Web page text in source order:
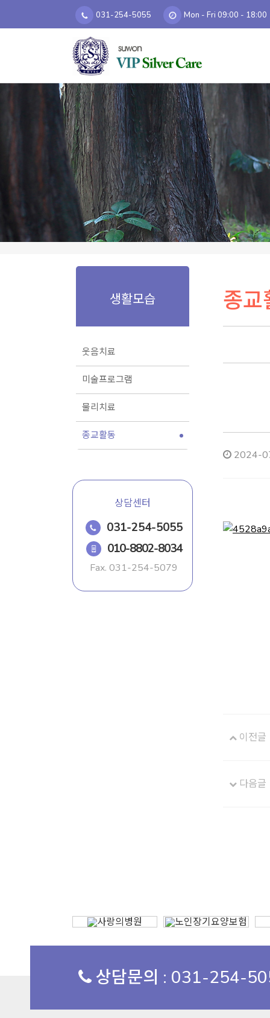
031-254-5055 Mon - Fri 09:00 - 18:00
생활모습
웃음치료
미술프로그램
물리치료
종교활동
상담센터
031-254-5055
010-8802-8034
Fax. 031-254-5079
종교
2024-
이전글
다음글
상담문의 : 031-254-